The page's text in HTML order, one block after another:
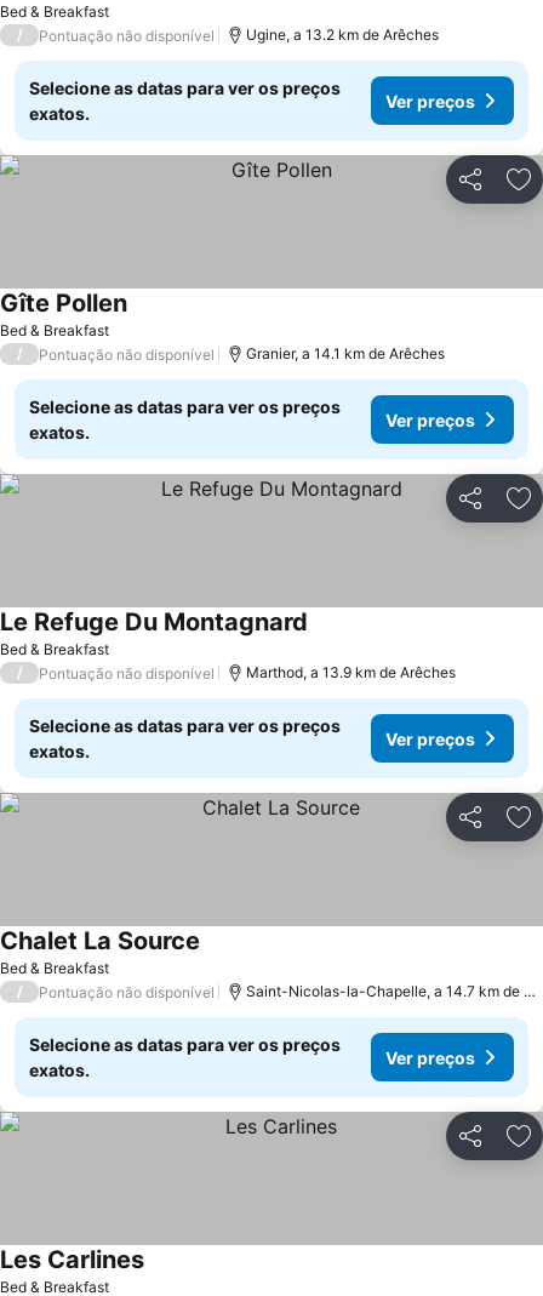
Bed & Breakfast
/ Pontuação não disponível Ugine, a 13.2 km de Arêches
Selecione as datas para ver os preços
exatos.
Ver preços
Partilhar
Bed & Breakfast
Gîte Pollen
/ Pontuação não disponível Granier, a 14.1 km de Arêches
Selecione as datas para ver os preços
exatos.
Ver preços
Partilhar
Bed & Breakfast
Le Refuge Du Montagnard
/ Pontuação não disponível Marthod, a 13.9 km de Arêches
Selecione as datas para ver os preços
exatos.
Ver preços
Partilhar
Bed & Breakfast
Chalet La Source
/ Pontuação não disponível Saint-Nicolas-la-Chapelle, a 14.7 km de Arêches
Selecione as datas para ver os preços
exatos.
Ver preços
Partilhar
Bed & Breakfast
Les Carlines